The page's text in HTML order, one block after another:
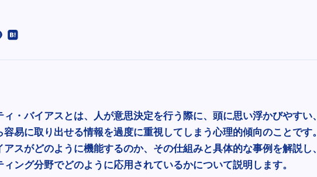
・バイアスとは、人が意思決定を行う際に、頭に思い浮かびやすい、
易に取り出せる情報を過度に重視してしまう心理的傾向のことです。
スがどのように機能するのか、その仕組みと具体的な事例を解説し、
ング分野でどのように応用されているかについて説明します。